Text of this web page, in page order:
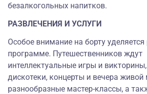
безалкогольных напитков.
РАЗВЛЕЧЕНИЯ И УСЛУГИ
Особое внимание на борту уделяется
программе. Путешественников ждут
интеллектуальные игры и
дискотеки, концерты и вечера живой
разнообразные мастер-классы, а